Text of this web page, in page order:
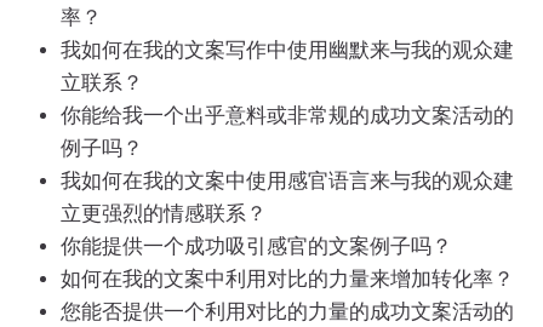
率？
我如何在我的文案写作中使用幽默来与我的观众建
立联系？
你能给我一个出乎意料或非常规的成功文案活动的
例子吗？
我如何在我的文案中使用感官语言来与我的观众建
立更强烈的情感联系？
你能提供一个成功吸引感官的文案例子吗？
如何在我的文案中利用对比的力量来增加转化率？
您能否提供一个利用对比的力量的成功文案活动的